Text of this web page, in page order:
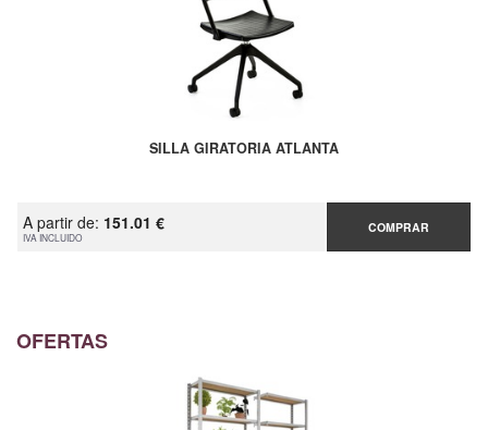
SILLA GIRATORIA ATLANTA
A partir de: 151.01 €
IVA INCLUIDO
COMPRAR
OFERTAS